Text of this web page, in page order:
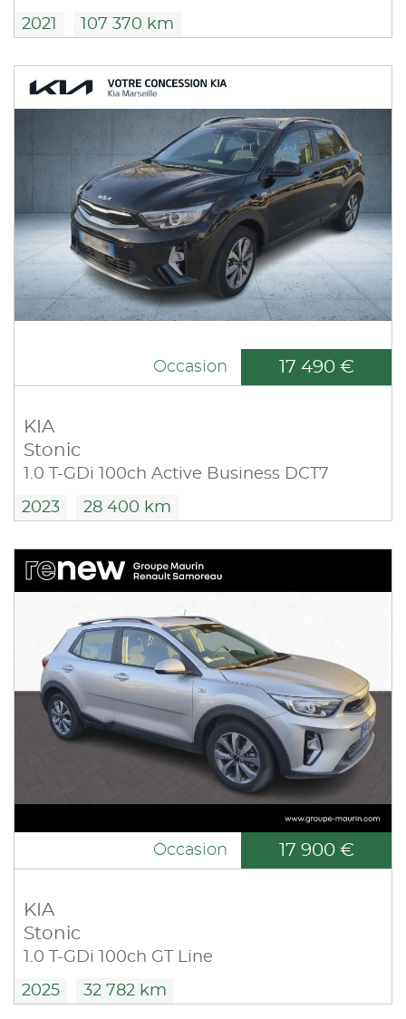
2021 107 370 km
Occasion 17 490 €
KIA
Stonic
1.0 T-GDi 100ch Active Business DCT7
2023 28 400 km
Occasion 17 900 €
KIA
Stonic
1.0 T-GDi 100ch GT Line
2025 32 782 km